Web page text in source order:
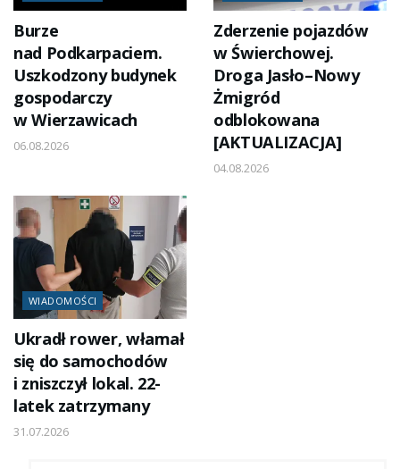
Burze
nad Podkarpaciem.
Uszkodzony budynek
gospodarczy
w Wierzawicach
06.08.2026
Zderzenie pojazdów
w Świerchowej.
Droga Jasło–Nowy
Żmigród
odblokowana
[AKTUALIZACJA]
04.08.2026
WIADOMOŚCI
Ukradł rower, włamał
się do samochodów
i zniszczył lokal. 22-
latek zatrzymany
31.07.2026